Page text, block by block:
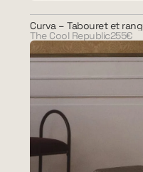
Curva – Tabouret et
The Cool Republic255€